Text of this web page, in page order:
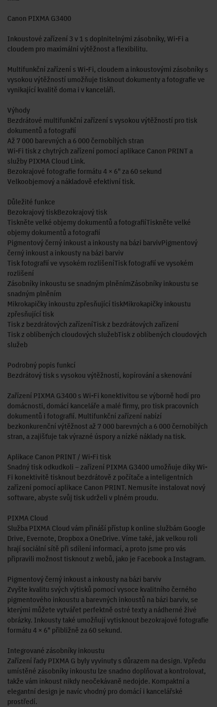
Canon PIXMA G3400
Inkoustové zařízení 3 v 1 s doplnitelnými zásobníky, Wi-Fi a
cloudem pro maximální výtěžnost a flexibilitu.
Multifunkční zařízení s Wi-Fi, cloudem a inkoustovými zásobníky s
vysokou výtěžností umožňuje tisknout dokumenty a fotografie ve
vynikající kvalitě doma i v kanceláři.
Výhody
Bezdrátové multifunkční zařízení s vysokou výtěžností pro tisk
dokumentů a fotografií
Až 7 000 barevných a 6 000 černobílých stran
Wi-Fi tisk z chytrých zařízení pomocí aplikace Canon PRINT a
služby PIXMA Cloud Link.
Bezokrajové fotografie formátu 4 × 6" za 60 sekund
Velkoobjemový a nákladově efektivní tisk.
Důležité funkce
Bezokrajový tiskBezokrajový tisk
Tiskněte velké objemy dokumentů a fotografiíTiskněte velké
objemy dokumentů a fotografií
Pigmentový černý inkoust a inkousty na bázi barvivPigmentový
černý inkoust a inkousty na bázi barviv
Tisk fotografií ve vysokém rozlišeníTisk fotografií ve vysokém
rozlišení
Zásobníky inkoustu se snadným plněnímZásobníky inkoustu se
snadným plněním
Mikrokapičky inkoustu zpřesňující tiskMikrokapičky inkoustu
zpřesňující tisk
Tisk z bezdrátových zařízeníTisk z bezdrátových zařízení
Tisk z oblíbených cloudových služebTisk z oblíbených cloudových
služeb
Podrobný popis funkcí
Bezdrátový tisk s vysokou výtěžností, kopírování a skenování
Zařízení PIXMA G3400 s Wi-Fi konektivitou se výborně hodí pro
domácnosti, domácí kanceláře a malé firmy, pro tisk pracovních
dokumentů i fotografií. Multifunkční zařízení nabízí
bezkonkurenční výtěžnost až 7 000 barevných a 6 000 černobílých
stran, a zajišťuje tak výrazné úspory a nízké náklady na tisk.
Aplikace Canon PRINT / Wi-Fi tisk
Snadný tisk odkudkoli – zařízení PIXMA G3400 umožňuje díky Wi-
Fi konektivitě tisknout bezdrátově z počítače a inteligentních
zařízení pomocí aplikace Canon PRINT. Nemusíte instalovat nový
software, abyste svůj tisk udrželi v plném proudu.
PIXMA Cloud
Služba PIXMA Cloud vám přináší přístup k online službám Google
Drive, Evernote, Dropbox a OneDrive. Víme také, jak velkou roli
hrají sociální sítě při sdílení informací, a proto jsme pro vás
připravili možnost tisknout z webů, jako je Facebook a Instagram.
Pigmentový černý inkoust a inkousty na bázi barviv
Zvyšte kvalitu svých výtisků pomocí vysoce kvalitního černého
pigmentového inkoustu a barevných inkoustů na bázi barviv, se
kterými můžete vytvářet perfektně ostré texty a nádherné živé
obrázky. Inkousty také umožňují vytisknout bezokrajové fotografie
formátu 4 × 6" přibližně za 60 sekund.
Integrované zásobníky inkoustu
Zařízení řady PIXMA G byly vyvinuty s důrazem na design. Vpředu
umístěné zásobníky inkoustu lze snadno doplňovat a kontrolovat,
takže vám inkoust nikdy neočekávaně nedojde. Kompaktní a
elegantní design je navíc vhodný pro domácí i kancelářské
prostředí.